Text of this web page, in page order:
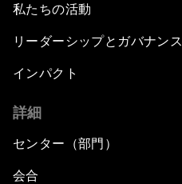
私たちの活動
リーダーシップとガバナンス
インパクト
詳細
センター（部門）
会合